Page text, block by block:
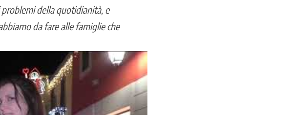
della quotidianità, e
da fare alle famiglie che